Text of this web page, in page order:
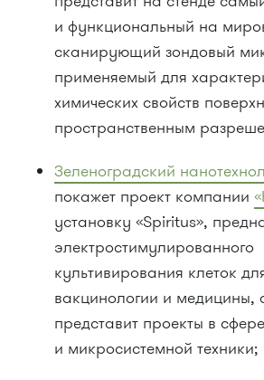
и функциональный на
сканирующий зондовый
применяемый для
химических свойств
пространственным
Зеленоградский
покажет проект компании
установку «Spiritus»,
электростимулированного
культивирования клеток
вакцинологии и медицины,
представит проекты в
и микросистемной техники;